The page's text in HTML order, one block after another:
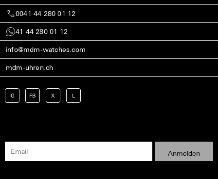
0041 44 280 01 12
41 44 280 01 12
info@mdm-watches.com
mdm-uhren.ch
IG FB X L